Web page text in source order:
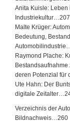
Anita Kuisle: Leben
Industriekultur…207
Malte Krüger:
Bedeutung,
Raymond Plache:
deren Potenzial für
Ute Hahn: Der
digitale
Verzeichnis der
Bildnachweis…260